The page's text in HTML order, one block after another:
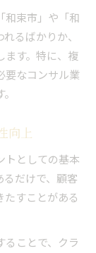
和束市」や「和
るばかりか、
ます。特に、複
要なコンサル業
向上
トとしての基本
だけで、顧客
すことがある
ることで、クラ